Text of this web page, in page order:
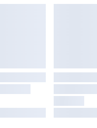
und
in Gehnähe.
Geist, Gesundheit
in der Stadt.
finden sich im nahen